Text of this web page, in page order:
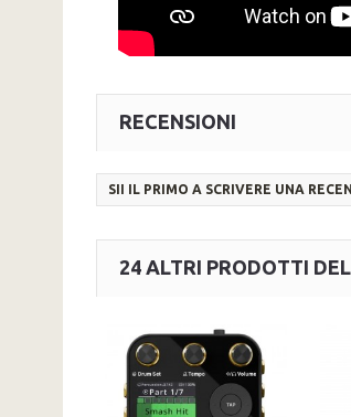
RECENSIONI
SII IL PRIMO A SCRIVERE UNA
24 ALTRI PRODOTTI